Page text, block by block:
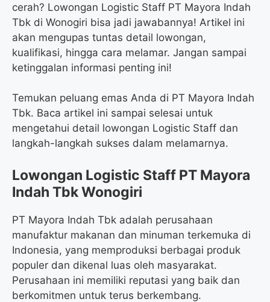
cerah? Lowongan Logistic Staff PT Mayora Indah
Tbk di Wonogiri bisa jadi jawabannya! Artikel ini
akan mengupas tuntas detail lowongan,
kualifikasi, hingga cara melamar. Jangan sampai
ketinggalan informasi penting ini!
Temukan peluang emas Anda di PT Mayora Indah
Tbk. Baca artikel ini sampai selesai untuk
mengetahui detail lowongan Logistic Staff dan
langkah-langkah sukses dalam melamarnya.
Lowongan Logistic Staff PT Mayora
Indah Tbk Wonogiri
PT Mayora Indah Tbk adalah perusahaan
manufaktur makanan dan minuman terkemuka di
Indonesia, yang memproduksi berbagai produk
populer dan dikenal luas oleh masyarakat.
Perusahaan ini memiliki reputasi yang baik dan
berkomitmen untuk terus berkembang.